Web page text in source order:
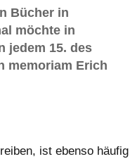
Bücher in
möchte in
jedem 15. des
memoriam Erich
ist ebenso häufig